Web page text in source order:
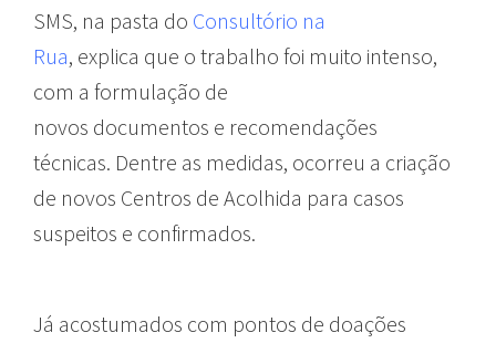
SMS, na pasta do Consultório na
Rua, explica que o trabalho foi muito intenso,
com a formulação de
novos documentos e recomendações
técnicas. Dentre as medidas, ocorreu a criação
de novos Centros de Acolhida para casos
suspeitos e confirmados.
Já acostumados com pontos de doações